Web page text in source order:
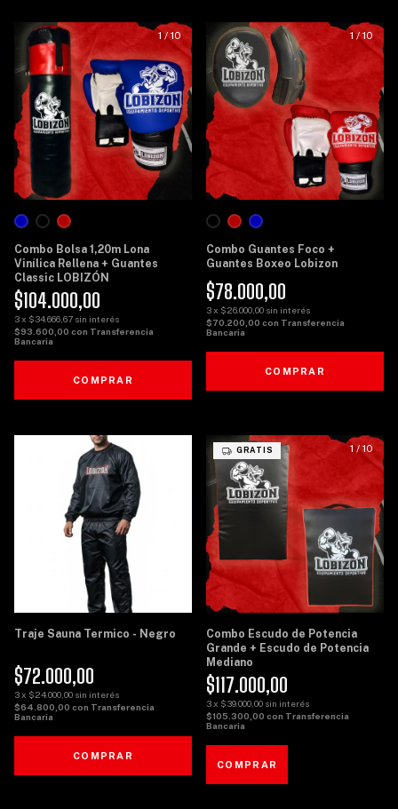
1/10
Combo Bolsa 1,20m Lona
Vinílica Rellena + Guantes
Classic LOBIZÓN
$104.000,00
3x $34.666,67 sin interés
$93.600,00 con Transferencia
Bancaria
COMPRAR
1/10
Combo Guantes Foco +
Guantes Boxeo Lobizon
$78.000,00
3x $26.000,00 sin interés
$70.200,00 con Transferencia
Bancaria
COMPRAR
Traje Sauna Termico - Negro
$72.000,00
3x $24.000,00 sin interés
$64.800,00 con Transferencia
Bancaria
COMPRAR
1/10
GRATIS
Combo Escudo de Potencia
Grande + Escudo de Potencia
Mediano
$117.000,00
3x $39.000,00 sin interés
$105.300,00 con Transferencia
Bancaria